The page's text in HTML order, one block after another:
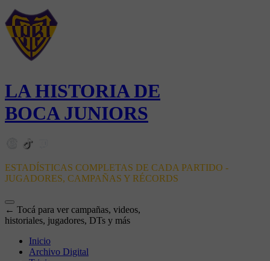
LA HISTORIA DE
BOCA JUNIORS
ESTADÍSTICAS COMPLETAS DE CADA PARTIDO -
JUGADORES, CAMPAÑAS Y RÉCORDS
← Tocá para ver campañas, videos,
historiales, jugadores, DTs y más
Inicio
Archivo Digital